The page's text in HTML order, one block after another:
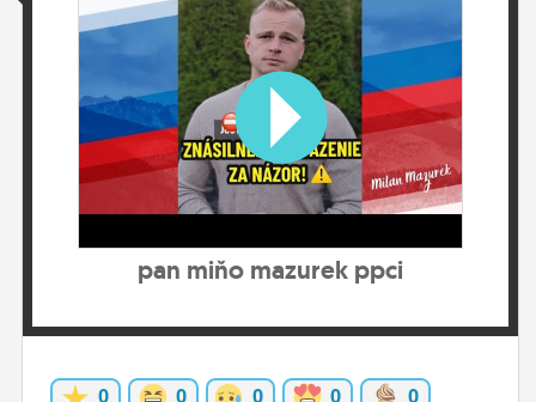
FÓRUM
STATUSY
BLOGY
OBRÁZKY
ĽUDIA
MÔJ PROFIL
NASTAVENIA
ROLETA
pan miňo mazurek ppci
0 0 0 0 0